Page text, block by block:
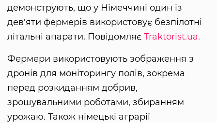
демонструють, що у Німеччині один із
дев'яти фермерів використовує безпілотні
літальні апарати. Повідомляє Traktorist.ua.
Фермери використовують зображення з
дронів для моніторингу полів, зокрема
перед розкиданням добрив,
зрошувальними роботами, збиранням
урожаю. Також німецькі аграрії